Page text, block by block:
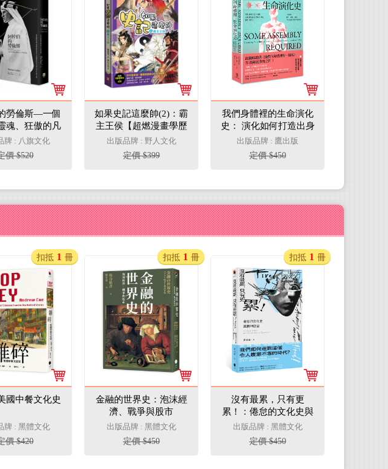
勞倫斯—一個
魂、狂傲的凡
卑的英雄
牌 : 八旗文化
價 $520
如果史記這麼帥(2)：霸
主王侯【超燃漫畫學歷
史+成語】
出版品牌 : 野人文化
定價 $399
我們身體裡的生命演化
史： 演化如何打造出身
體，而身體的演化又如
何構成新的物種？ 一部
關於器官、組織、細
出版品牌 : 鷹出版
定價 $450
國中餐文化史
牌 : 黑體文化
價 $420
扣抵 1 冊
金融的世界史：泡沫經
濟、戰爭與股市
出版品牌 : 黑體文化
定價 $450
扣抵 1 冊
沒有最累，只有更
累！：倦怠的文化史與
精神政治
出版品牌 : 黑體文化
定價 $450
扣抵 1 冊